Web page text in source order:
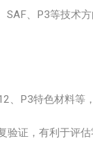
、P3等技术
、P3特色材料等
证，有利于评估